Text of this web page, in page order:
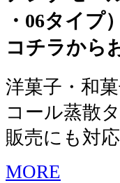
・06タイプ
コチラから
洋菓子・和
コール蒸散
販売にも対
MORE